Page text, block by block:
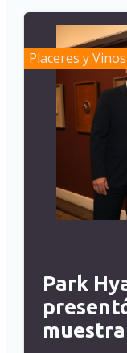
Placeres y Vinos
Park